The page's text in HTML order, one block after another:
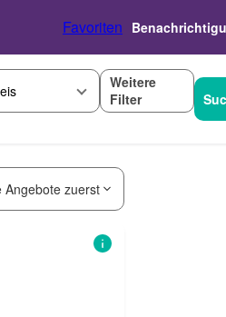
Favoriten
Weitere
Filter
Angebote zuerst